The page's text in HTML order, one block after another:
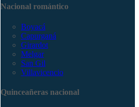
Nacional romántico
Boyacá
Capurganá
Girardot
Melgar
San Gil
Villavicencio
Quinceañeras nacional